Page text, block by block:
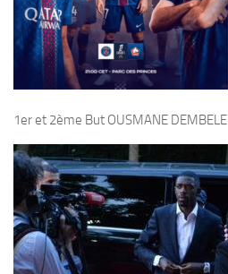
1er et 2ème But OUSMANE DEMBELE